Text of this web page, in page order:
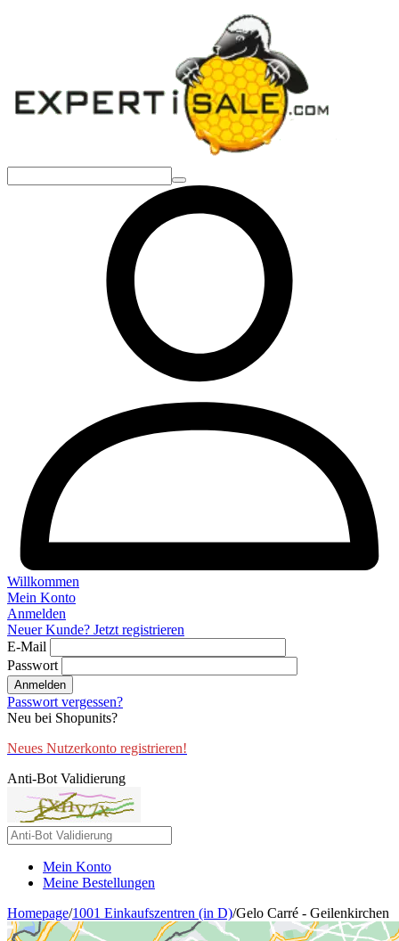
Willkommen
Mein Konto
Anmelden
Neuer Kunde? Jetzt registrieren
E-Mail
Passwort
Anmelden
Passwort vergessen?
Neu bei Shopunits?
Neues Nutzerkonto registrieren!
Anti-Bot Validierung
Mein Konto
Meine Bestellungen
Homepage/1001 Einkaufszentren (in D)/Gelo Carré - Geilenkirchen